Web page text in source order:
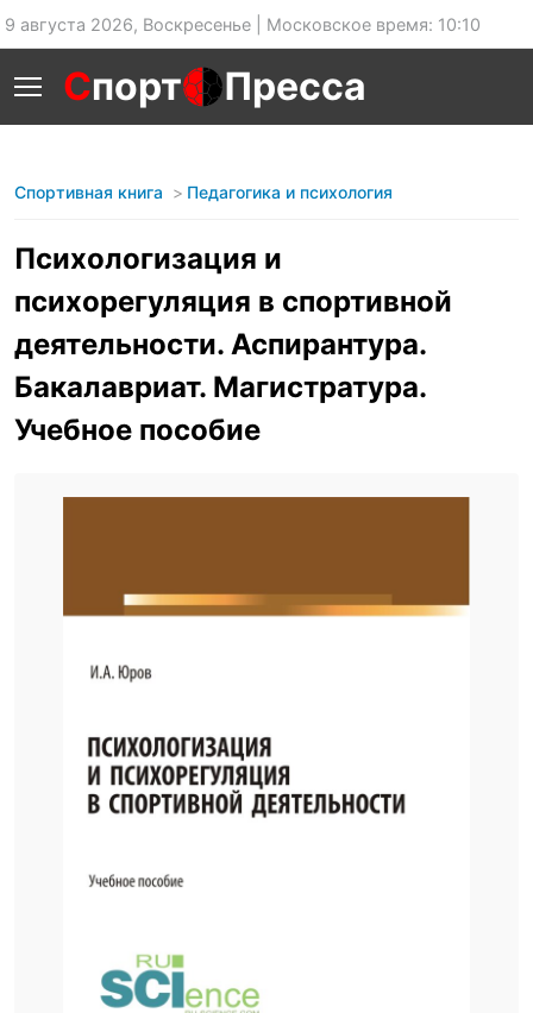
9 августа 2026, Воскресенье | Московское время: 10:10
Спорт Пресса
Спортивная книга Педагогика и психология
Психологизация и
психорегуляция в спортивной
деятельности. Аспирантура.
Бакалавриат. Магистратура.
Учебное пособие